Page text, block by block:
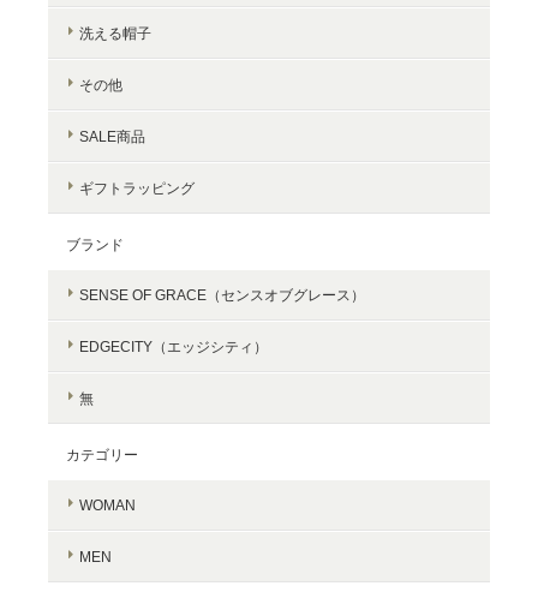
洗える帽子
その他
SALE商品
ギフトラッピング
ブランド
SENSE OF GRACE（センスオブグレース）
EDGECITY（エッジシティ）
無
カテゴリー
WOMAN
MEN